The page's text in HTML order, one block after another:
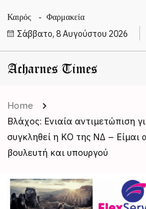
Καιρός Φαρμακεία
Σάββατο, 8 Αυγούστου 2026
Home
Βλάχος: Ενιαία αντιμετώπιση
συγκληθεί η ΚΟ της ΝΔ – Είμαι
βουλευτή και υπουργού